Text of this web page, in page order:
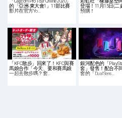
的「亞洲-東大會1」11部比賽
影片在官方Yo…
登場！11月15日(二
預購！
「KFC散步」回來了！KFC與賽
馬娘合作「今天、要和賽馬娘
一起去散步嗎？套…
銀河配色的「
套」發售！配合不
套的「DualSens…